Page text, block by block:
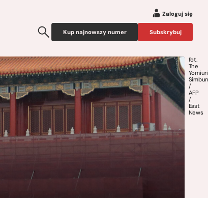
Zaloguj się
Kup najnowszy numer Subskrybuj
fot.
The
Yomiuri
/
AFP
/
East
News